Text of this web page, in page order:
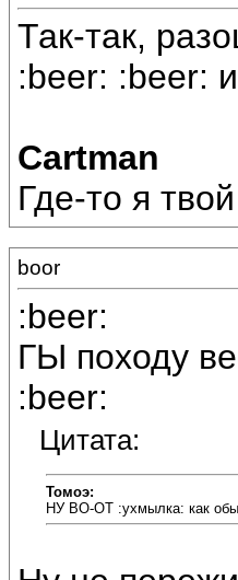
Так-так,
:beer: :beer:
Cartman
Где-то я
boor
:beer:
ГЫ походу
:beer:
Цитата:
Томоэ:
НУ ВО-ОТ :ухмылка: как